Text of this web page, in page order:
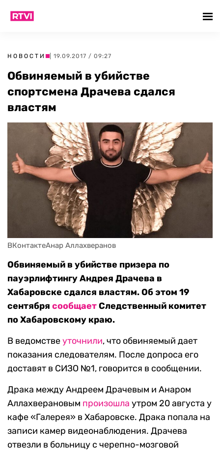
НОВОСТИ | 19.09.2017 / 09:27
Обвиняемый в убийстве
спортсмена Драчева сдался
властям
ВКонтактеАнар Аллахверанов
Обвиняемый в убийстве призера по
пауэрлифтингу Андрея Драчева в
Хабаровске сдался властям. Об этом 19
сентября сообщаетСледственный комитет
по Хабаровскому краю.
В ведомствеуточнили, что обвиняемый дает
показания следователям. После допроса его
доставят в СИЗО №1, говорится в сообщении.
Драка между Андреем Драчевым и Анаром
Аллахверановым произошла утром 20 августа у
кафе «Галерея» в Хабаровске. Драка попала на
записи камер видеонаблюдения. Драчева
отвезли в больницу с черепно-мозговой